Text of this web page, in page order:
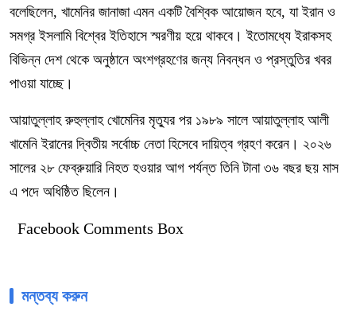
বলেছিলেন, খামেনির জানাজা এমন একটি বৈশ্বিক আয়োজন হবে, যা ইরান ও
সমগ্র ইসলামি বিশ্বের ইতিহাসে স্মরণীয় হয়ে থাকবে। ইতোমধ্যে ইরাকসহ
বিভিন্ন দেশ থেকে অনুষ্ঠানে অংশগ্রহণের জন্য নিবন্ধন ও প্রস্তুতির খবর
পাওয়া যাচ্ছে।
আয়াতুল্লাহ রুহুল্লাহ খোমেনির মৃত্যুর পর ১৯৮৯ সালে আয়াতুল্লাহ আলী
খামেনি ইরানের দ্বিতীয় সর্বোচ্চ নেতা হিসেবে দায়িত্ব গ্রহণ করেন। ২০২৬
সালের ২৮ ফেব্রুয়ারি নিহত হওয়ার আগ পর্যন্ত তিনি টানা ৩৬ বছর ছয় মাস
এ পদে অধিষ্ঠিত ছিলেন।
Facebook Comments Box
মন্তব্য করুন